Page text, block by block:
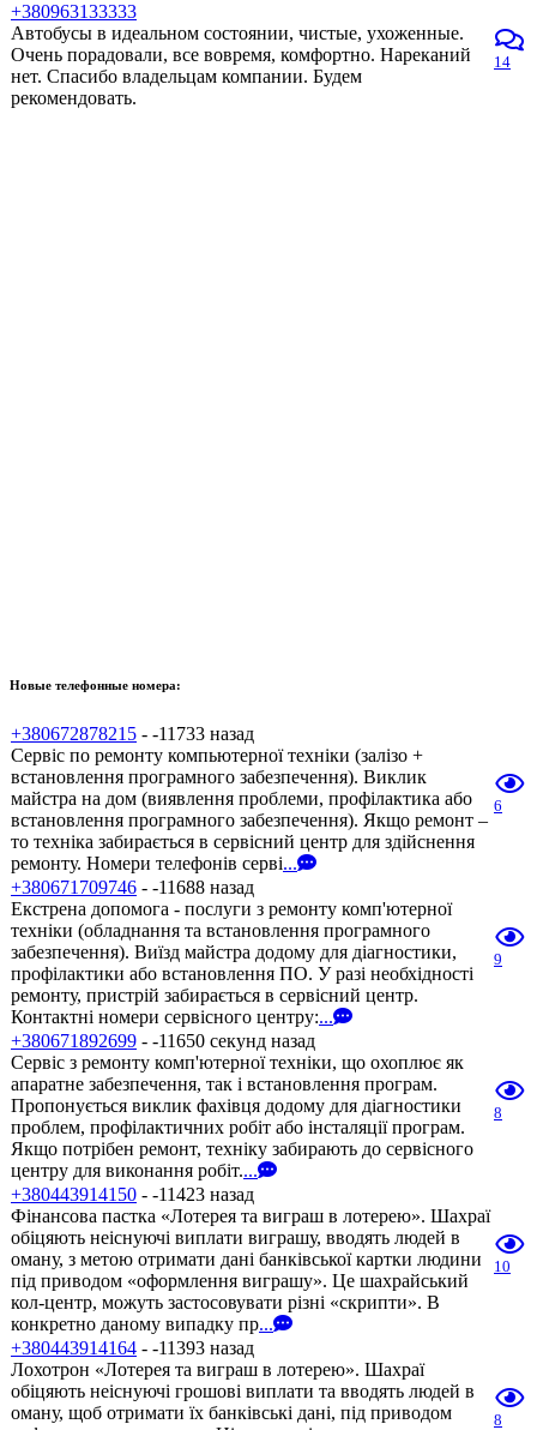
+380963133333
Автобусы в идеальном состоянии, чистые, ухоженные.
Очень порадовали, все вовремя, комфортно. Нареканий
нет. Спасибо владельцам компании. Будем
рекомендовать.
14
Новые телефонные номера:
+380672878215 - -11733 назад
Сервіс по ремонту компьютерної техніки (залізо +
встановлення програмного забезпечення). Виклик
майстра на дом (виявлення проблеми, профілактика або
встановлення програмного забезпечення). Якщо ремонт –
то техніка забирається в сервісний центр для здійснення
ремонту. Номери телефонів серві...
6
+380671709746 - -11688 назад
Екстрена допомога - послуги з ремонту комп'ютерної
техніки (обладнання та встановлення програмного
забезпечення). Виїзд майстра додому для діагностики,
профілактики або встановлення ПО. У разі необхідності
ремонту, пристрій забирається в сервісний центр.
Контактні номери сервісного центру:...
9
+380671892699 - -11650 секунд назад
Сервіс з ремонту комп'ютерної техніки, що охоплює як
апаратне забезпечення, так і встановлення програм.
Пропонується виклик фахівця додому для діагностики
проблем, профілактичних робіт або інсталяції програм.
Якщо потрібен ремонт, техніку забирають до сервісного
центру для виконання робіт....
8
+380443914150 - -11423 назад
Фінансова пастка «Лотерея та виграш в лотерею». Шахраї
обіцяють неіснуючі виплати виграшу, вводять людей в
оману, з метою отримати дані банківської картки людини
під приводом «оформлення виграшу». Це шахрайський
кол-центр, можуть застосовувати різні «скрипти». В
конкретно даному випадку пр...
10
+380443914164 - -11393 назад
Лохотрон «Лотерея та виграш в лотерею». Шахраї
обіцяють неіснуючі грошові виплати та вводять людей в
оману, щоб отримати їх банківські дані, під приводом
8